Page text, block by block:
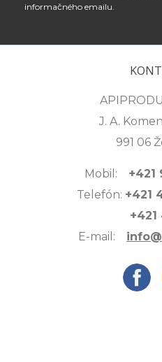
informačného emailu.
J. A.
991 06
Mobil: +421
Telefón: +421
+421 47
E-mail: